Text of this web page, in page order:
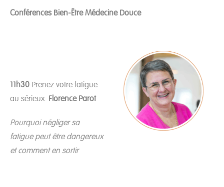
Conférences Bien-Être Médecine Douce
11h30 Prenez votre fatigue
au sérieux. Florence Parot
Pourquoi négliger sa
fatigue peut être dangereux
et comment en sortir